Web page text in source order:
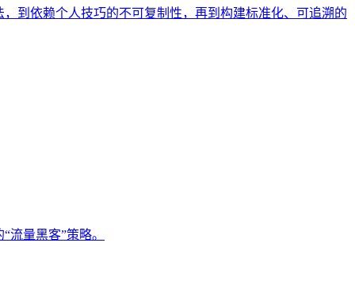
到依赖个人技巧的不可复制性，再到构建标准化、可追溯的
流量黑客”策略。